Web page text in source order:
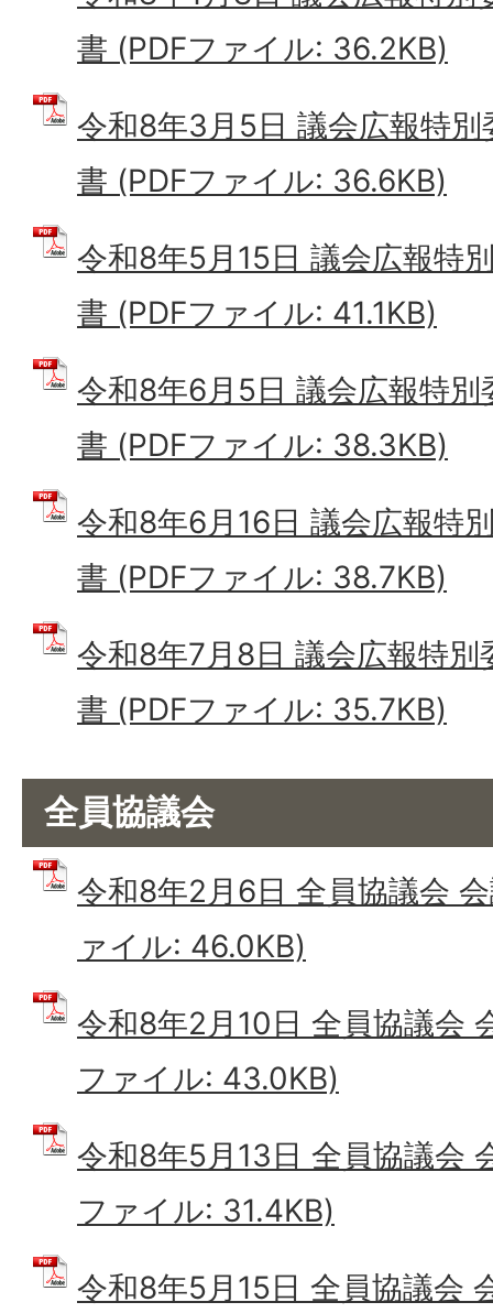
書 (PDFファイル: 36.2KB)
令和8年3月5日 議会広報特
書 (PDFファイル: 36.6KB)
令和8年5月15日 議会広報特
書 (PDFファイル: 41.1KB)
令和8年6月5日 議会広報特別
書 (PDFファイル: 38.3KB)
令和8年6月16日 議会広報特
書 (PDFファイル: 38.7KB)
令和8年7月8日 議会広報特別
書 (PDFファイル: 35.7KB)
全員協議会
令和8年2月6日 全員協議会
ァイル: 46.0KB)
令和8年2月10日 全員協議会
ファイル: 43.0KB)
令和8年5月13日 全員協議会
ファイル: 31.4KB)
令和8年5月15日 全員協議会